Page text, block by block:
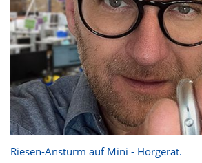
Riesen-Ansturm auf Mini - Hörgerät.